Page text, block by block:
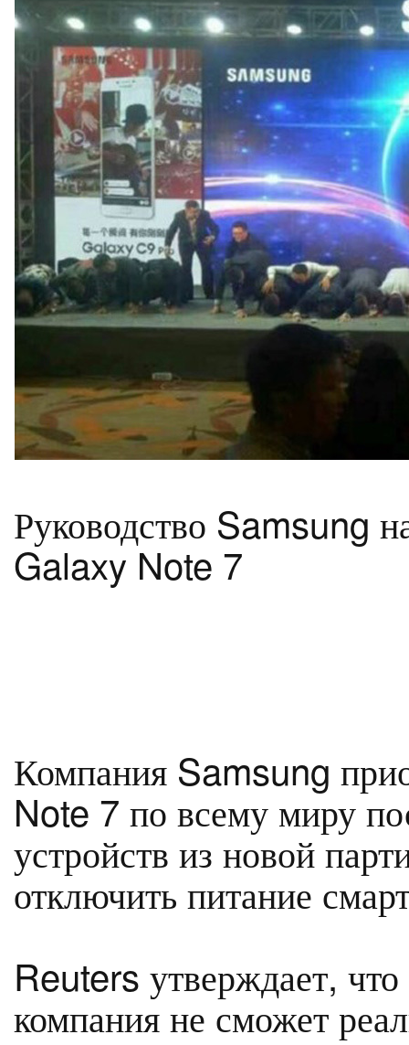
Руководство Samsung
Galaxy Note 7
Компания Samsung
Note 7 по всему миру
устройств из новой
отключить питание
Reuters утверждает,
компания не сможет